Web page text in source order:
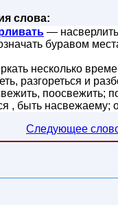
слова:
—
буравом
несколько
разгореться и
поосвежить;
, быть
Следующее